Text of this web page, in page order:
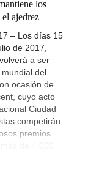
los
ajedrez
– Los días 15
de 2017,
a ser
del
ocasión de
cuyo acto
Ciudad
competirán
premios